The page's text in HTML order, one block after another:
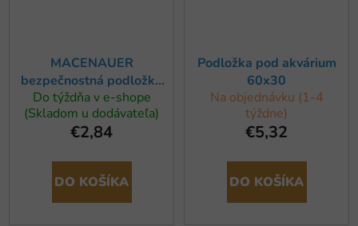
MACENAUER
bezpečnostná podložka
pre akvárium a terárium
50x25x05 cm
Do týždňa v e-shope
(Skladom u dodávateľa)
€2,84
DO KOŠÍKA
Podložka pod akvárium
60x30
Na objednávku (1-4
týždne)
€5,32
DO KOŠÍKA